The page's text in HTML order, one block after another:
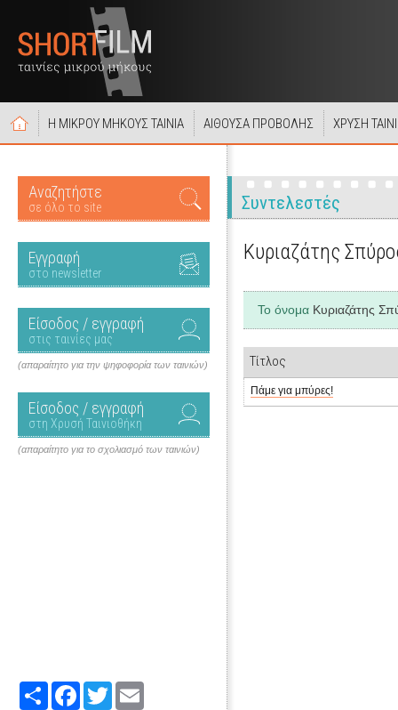
Η ΜΙΚΡΟΥ ΜΗΚΟΥΣ ΤΑΙΝΙΑ ΑΙΘΟΥΣΑ ΠΡΟΒΟΛΗΣ ΧΡΥΣΗ
Αναζητήστε
σε όλο το site
Εγγραφή
στο newsletter
Είσοδος / εγγραφή
στις ταινίες μας
(απαραίτητο για την ψηφοφορία των ταινιών)
Είσοδος / εγγραφή
στη Χρυσή Ταινιοθήκη
(απαραίτητο για το σχολιασμό των ταινιών)
Share FacebookTwitter
Συντελεστές
Κυριαζάτης
Το όνομα Κυριαζάτης
Τίτλος
Πάμε για μπύρες!